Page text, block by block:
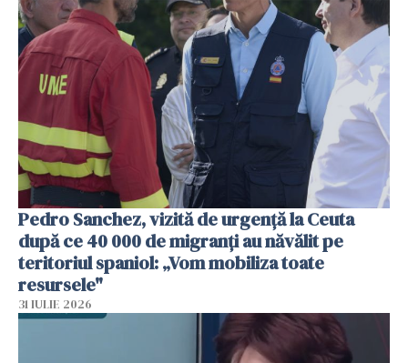
Pedro Sanchez, vizită de urgență la Ceuta
după ce 40 000 de migranți au năvălit pe
teritoriul spaniol: „Vom mobiliza toate
resursele"
31 IULIE 2026